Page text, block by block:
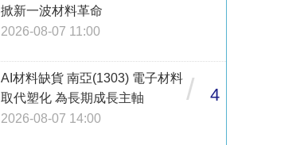
掀新一波材料革命
2026-08-07 11:00
AI材料缺貨 南亞(1303) 電子材料
取代塑化 為長期成長主軸
2026-08-07 14:00
/ 4